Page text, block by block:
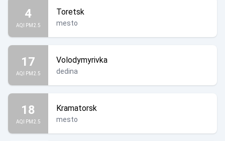
4
AQI PM2.5
Toretsk
mesto
17
AQI PM2.5
Volodymyrivka
dedina
18
AQI PM2.5
Kramatorsk
mesto